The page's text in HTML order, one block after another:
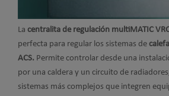
La centralita de regulación multiMATIC
perfecta para regular los sistemas de
ACS. Permite controlar desde una
por una caldera y un circuito de
sistemas más complejos que integren